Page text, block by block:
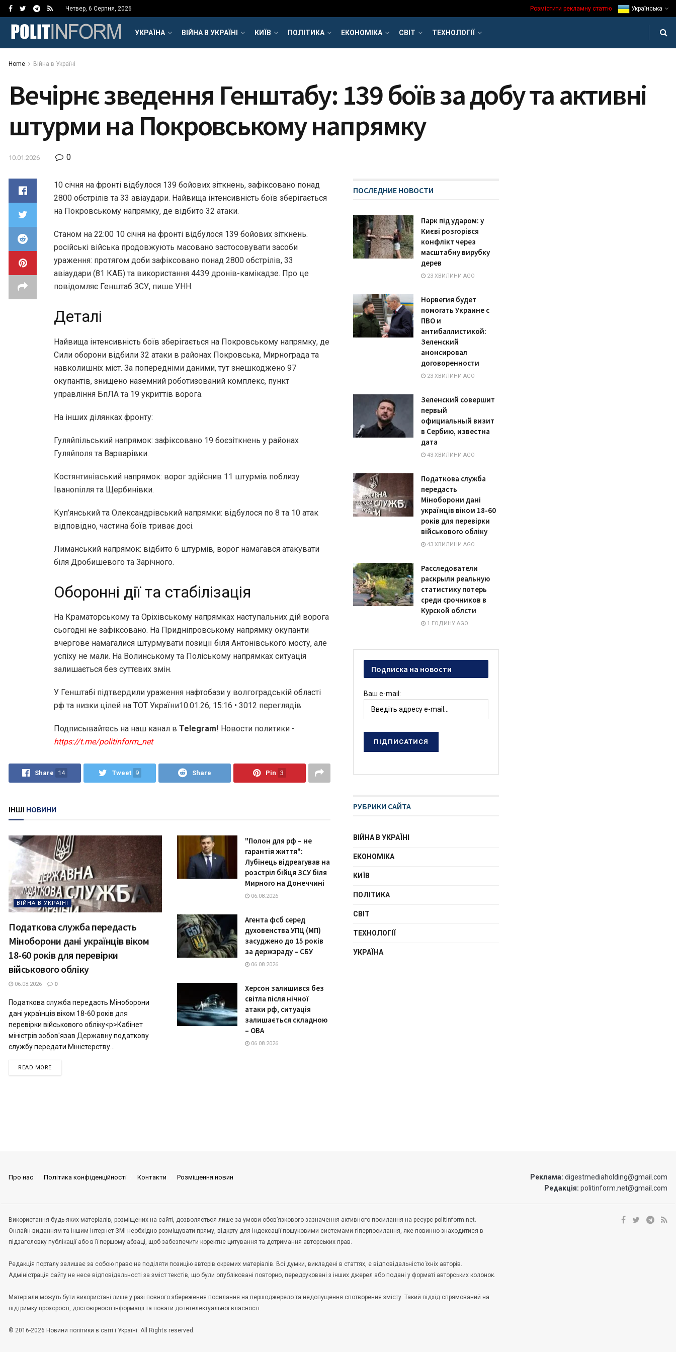
Четвер, 6 Серпня, 2026 Розмістити рекламну статтю Українська
УКРАЇНА ВІЙНА В УКРАЇНІ КИЇВ ПОЛІТИКА ЕКОНОМІКА СВІТ ТЕХНОЛОГІЇ
Home Війна в Україні
Вечірнє зведення Генштабу: 139 боїв за добу та активні
штурми на Покровському напрямку
10.01.2026 0
10 січня на фронті відбулося 139 бойових зіткнень, зафіксовано понад
2800 обстрілів та 33 авіаудари. Найвища інтенсивність боїв зберігається
на Покровському напрямку, де відбито 32 атаки.
Станом на 22:00 10 січня на фронті відбулося 139 бойових зіткнень.
російські війська продовжують масовано застосовувати засоби
ураження: протягом доби зафіксовано понад 2800 обстрілів, 33
авіаудари (81 КАБ) та використання 4439 дронів-камікадзе. Про це
повідомляє Генштаб ЗСУ, пише УНН.
Деталі
Найвища інтенсивність боїв зберігається на Покровському напрямку, де
Сили оборони відбили 32 атаки в районах Покровська, Мирнограда та
навколишніх міст. За попередніми даними, тут знешкоджено 97
окупантів, знищено наземний роботизований комплекс, пункт
управління БпЛА та 19 укриттів ворога.
На інших ділянках фронту:
Гуляйпільський напрямок: зафіксовано 19 боєзіткнень у районах
Гуляйполя та Варварівки.
Костянтинівський напрямок: ворог здійснив 11 штурмів поблизу
Іванопілля та Щербинівки.
Куп’янський та Олександрівський напрямки: відбулося по 8 та 10 атак
відповідно, частина боїв триває досі.
Лиманський напрямок: відбито 6 штурмів, ворог намагався атакувати
біля Дробишевого та Зарічного.
Оборонні дії та стабілізація
На Краматорському та Оріхівському напрямках наступальних дій ворога
сьогодні не зафіксовано. На Придніпровському напрямку окупанти
вчергове намагалися штурмувати позиції біля Антонівського мосту, але
успіху не мали. На Волинському та Поліському напрямках ситуація
залишається без суттєвих змін.
У Генштабі підтвердили ураження нафтобази у волгоградській області
рф та низки цілей на ТОТ України10.01.26, 15:16 • 3012 переглядiв
Подписывайтесь на наш канал в Telegram! Новости политики -
https://t.me/politinform_net
Share 14 Tweet 9 Share Pin 3
ІНШІ НОВИНИ
ВІЙНА В УКРАЇНІ
Податкова служба передасть
Міноборони дані українців віком
18-60 років для перевірки
військового обліку
06.08.2026 0
Податкова служба передасть Міноборони
дані українців віком 18-60 років для
перевірки військового обліку<p>Кабінет
міністрів зобов'язав Державну податкову
службу передати Міністерству...
READ MORE
"Полон для рф – не
гарантія життя":
Лубінець відреагував на
розстріл бійця ЗСУ біля
Мирного на Донеччині
06.08.2026
Агента фсб серед
духовенства УПЦ (МП)
засуджено до 15 років
за держзраду – СБУ
06.08.2026
Херсон залишився без
світла після нічної
атаки рф, ситуація
залишається складною
– ОВА
06.08.2026
ПОСЛЕДНИЕ НОВОСТИ
Парк під ударом: у
Києві розгорівся
конфлікт через
масштабну вирубку
дерев
23 ХВИЛИНИ AGO
Норвегия будет
помогать Украине с
ПВО и
антибаллистикой:
Зеленский
анонсировал
договоренности
23 ХВИЛИНИ AGO
Зеленский совершит
первый
официальный визит
в Сербию, известна
дата
43 ХВИЛИНИ AGO
Податкова служба
передасть
Міноборони дані
українців віком 18-60
років для перевірки
військового обліку
43 ХВИЛИНИ AGO
Расследователи
раскрыли реальную
статистику потерь
среди срочников в
Курской облсти
1 ГОДИНУ AGO
Подписка на новости
Ваш e-mail:
РУБРИКИ САЙТА
ВІЙНА В УКРАЇНІ
ЕКОНОМІКА
КИЇВ
ПОЛІТИКА
СВІТ
ТЕХНОЛОГІЇ
УКРАЇНА
Про нас Політика конфіденційності Контакти Розміщення новин Реклама: digestmediaholding@gmail.com
Редакція: politinform.net@gmail.com
Використання будь-яких матеріалів, розміщених на сайті, дозволяється лише за умови обов’язкового зазначення активного посилання на ресурс politinform.net.
Онлайн-виданням та іншим інтернет-ЗМІ необхідно розміщувати пряму, відкрту для індексації пошуковими системами гіперпосилання, яке повинно знаходитися в
підзаголовку публікації або в її першому абзаці, щоб забезпечити коректне цитування та дотримання авторських прав.
Редакція порталу залишає за собою право не поділяти позицію авторів окремих матеріалів. Всі думки, викладені в статтях, є відповідальністю їхніх авторів.
Адміністрація сайту не несе відповідальності за зміст текстів, що були опубліковані повторно, передруковані з інших джерел або подані у форматі авторських колонок.
Матеріали можуть бути використані лише у разі повного збереження посилання на першоджерело та недопущення спотворення змісту. Такий підхід спрямований на
підтримку прозорості, достовірності інформації та поваги до інтелектуальної власності.
© 2016-2026 Новини політики в світі і Україні. All Rights reserved.